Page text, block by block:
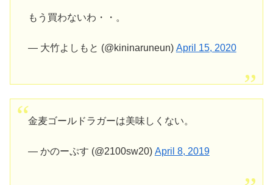
もう買わないわ・・。
— 大竹よしもと (@kininaruneun) April 15, 2020
金麦ゴールドラガーは美味しくない。
— かのーぷす (@2100sw20) April 8, 2019